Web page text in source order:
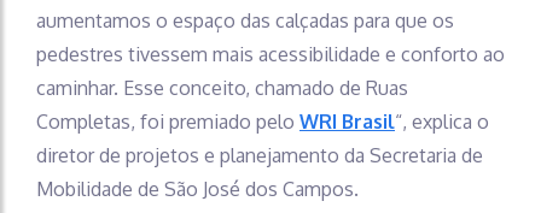
aumentamos o espaço das calçadas para que os
pedestres tivessem mais acessibilidade e conforto ao
caminhar. Esse conceito, chamado de Ruas
Completas, foi premiado pelo WRI Brasil“, explica o
diretor de projetos e planejamento da Secretaria de
Mobilidade de São José dos Campos.